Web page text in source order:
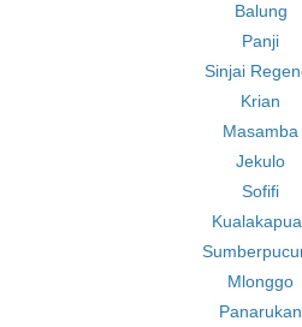
Balung
Panji
Sinjai
Krian
Masamba
Jekulo
Sofifi
Mlonggo
Panarukan